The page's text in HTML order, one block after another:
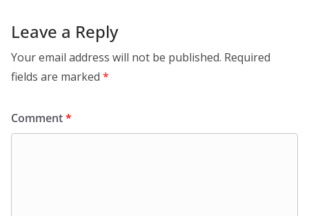
Leave a Reply
Your email address will not be published. Required
fields are marked *
Comment*